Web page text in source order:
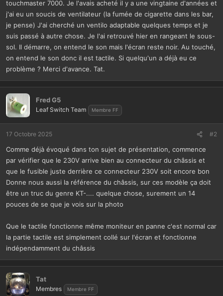
touchmaster 7000. Je l'avais acheté il y a une vingtaine d'années et
j'ai eu un soucis de ventilateur (la fumée de cigarette dans les bar,
je pense) J'ai cherché un ventilo adaptable quelques temps et je
suis passé à autre chose. Je l'ai retrouvé hier en rangeant le sous-
sol. Il démarre, on entend le son mais l'écran reste noir. Au touché,
on entend le son donc il est tactile. Si quelqu'un a déjà eu ce
problème ? Merci d'avance. Tat.
Fred G5
Leaf Switch Team Membre FF
17 Octobre 2025 #2
Comme déjà évoqué dans ton sujet de présentation, commence
par vérifier que le 230V arrive bien au connecteur du châssis et
que le fusible juste derrière ce connecteur 230V soit encore bon
Donne nous aussi la référence du châssis, sur ces modèle ça doit
être un truc du genre KT-.... quelque chose, surement un 14
pouces de se que je vois sur la photo
Que le tactile fonctionne même moniteur en panne c'est normal car
la partie tactile est simplement collé sur l'écran et fonctionne
indépendamment du châssis
Tat
Membres Membre FF